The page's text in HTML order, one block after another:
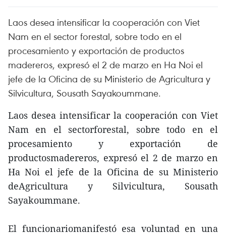
Laos desea intensificar la cooperación con Viet
Nam en el sector forestal, sobre todo en el
procesamiento y exportación de productos
madereros, expresó el 2 de marzo en Ha Noi el
jefe de la Oficina de su Ministerio de Agricultura y
Silvicultura, Sousath Sayakoummane.
Laos desea intensificar la cooperación con Viet
Nam en el sectorforestal, sobre todo en el
procesamiento y exportación de
productosmadereros, expresó el 2 de marzo en
Ha Noi el jefe de la Oficina de su Ministerio
deAgricultura y Silvicultura, Sousath
Sayakoummane.
El funcionariomanifestó esa voluntad en una